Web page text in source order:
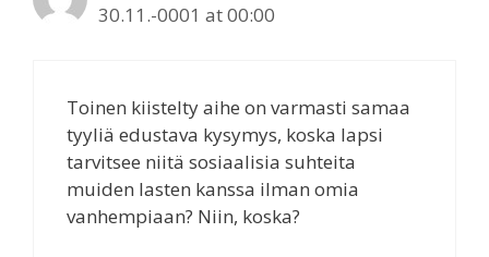
30.11.-0001 at 00:00
Toinen kiistelty aihe on varmasti samaa
tyyliä edustava kysymys, koska lapsi
tarvitsee niitä sosiaalisia suhteita
muiden lasten kanssa ilman omia
vanhempiaan? Niin, koska?